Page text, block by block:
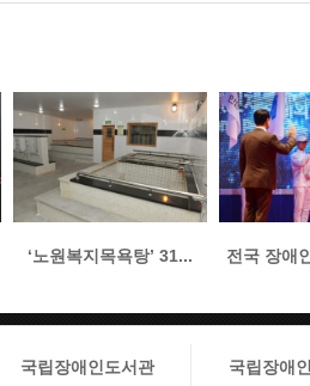
‘노원복지목욕탕’ 31... 전국 장애
국립장애인도서관 국립장애